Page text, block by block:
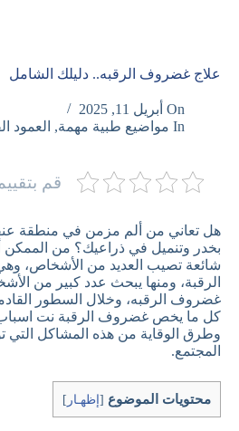
علاج غضروف الرقبه.. دليلك الشامل
On أبريل 11, 2025
In مواضيع طبية مهمة, العمود
قم
هل تعاني من ألم مزمن في منطقة
بخدر وتنميل في ذراعيك؟ من الممكن
شائعة تصيب العديد من الأشخاص،
الرقبة، ومنها يبحث عدد كبير من
غضروف الرقبه، وخلال السطور
كل ما يخص غضروف الرقبة نت اسباب
وطرق الوقاية من هذه المشاكل التي
المجتمع.
محتويات الموضوع [ إظهـار ]